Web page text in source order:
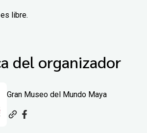
libre.
del organizador
Gran Museo del Mundo Maya